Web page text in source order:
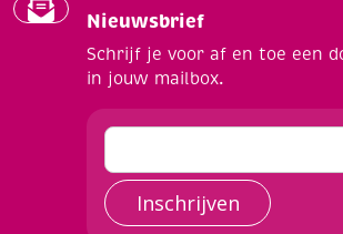
Nieuwsbrief
Schrijf je voor af en toe een
in jouw mailbox.
Inschrijven